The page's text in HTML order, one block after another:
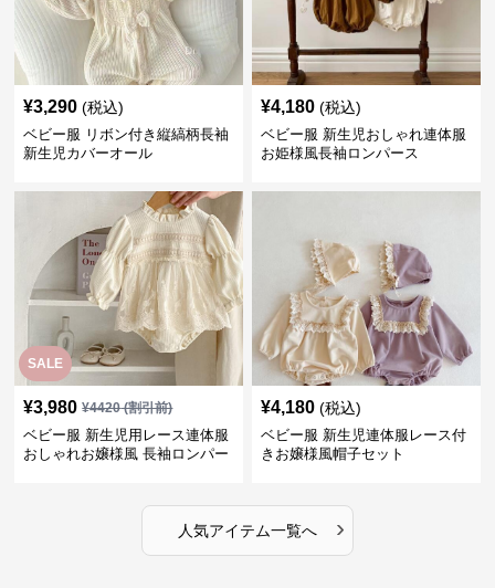
¥3,290 (税込)
ベビー服 リボン付き縦縞柄長袖
新生児カバーオール
¥4,180 (税込)
ベビー服 新生児おしゃれ連体服
お姫様風長袖ロンパース
SALE
¥3,980 ¥4420(割引前)
ベビー服 新生児用レース連体服
おしゃれお嬢様風 長袖ロンパー
¥4,180 (税込)
ベビー服 新生児連体服レース付
きお嬢様風帽子セット
人気アイテム一覧へ ›